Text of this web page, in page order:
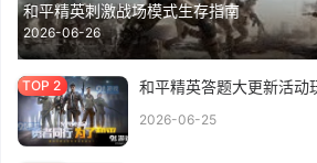
和平精英刺激战场模式生存指南
2026-06-26
和平精英答题大更新活动
2026-06-25